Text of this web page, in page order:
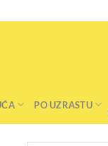
PO UZRASTU